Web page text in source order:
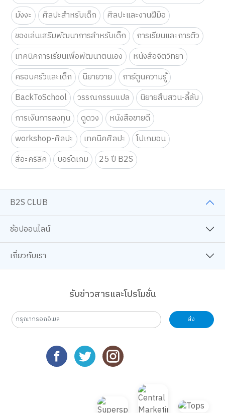
คำค้นหา คู่มือเลี้ยงลูก
หนังสือเตรียมสอบ
หนังสือนิยาย
หนังสือพัฒนาตนเอง
หนังสือเด็ก-นิทาน
มังงะ
ศิลปะสำหรับเด็ก
ศิลปะและงานฝีมือ
ของเล่นเสริมพัฒนาการสำหรับเด็ก
การเรียนและการติว
เทคนิคการเรียนเพื่อพัฒนาตนเอง
หนังสือจิตวิทยา
ครอบครัวและเด็ก
นิยายวาย
การ์ตูนความรู้
BackToSchool
วรรณกรรมแปล
นิยายสืบสวน-ลี้ลับ
การเงินการลงทุน
ดูดวง
หนังสือขายดี
workshop-ศิลปะ
เทคนิคศิลปะ
โปเกมอน
สีอะคริลิค
บอร์ดเกม 25 ปี B2S
B2S CLUB
เกี่ยวกับเรา
รับข่าวสารและโปรโมชั่น